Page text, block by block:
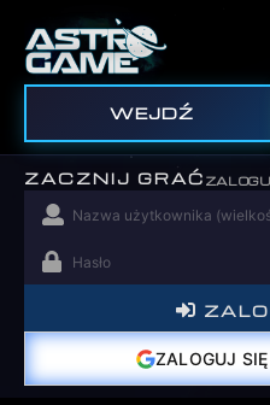
WEJDŹ
ZACZNIJ GRAĆ
ZALOGUJ